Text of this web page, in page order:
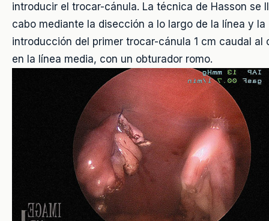
introducir el trocar-cánula. La técnica de Hasson se
cabo mediante la disección a lo largo de la línea y la
introducción del primer trocar-cánula 1 cm caudal al
en la línea media, con un obturador romo.